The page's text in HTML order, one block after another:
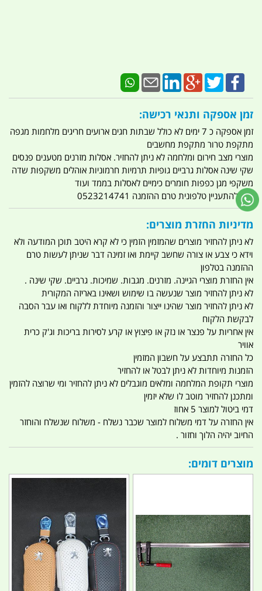
זמן אספקה ותנאי רכישה:
זמן אספקה כ 7 ימים לא כולל שבתות חגים ארועים חריגים מלחמות מגפה
מתקפת טרור מתקפת מחשבים
מוצרי מצב חירום ומלחמה לא ניתן להחזיר. אסלות מזרנים מטענים פנסים
שקי שינה אסלות גרביים גופיות תרמיות חרמוניות אוהלים משקפות שדה
משקפי מגן כפפות חומרים כימיים לאסלות בממד ועוד
ניתן להתעניין טלפונית טרם ההזמנה 0523214741
מדיניות החזרת מוצרים:
לא ניתן להחזיר מוצרים שהמזמין הזמין כי לא קרא היטב תוכן המודעה ולא
וידא כי צבע או צורה שחשב קיימת ואו זמינה דבר שניתן לעשות טרם
ההזמנה בטלפון
אין החזרת מוצרי הגיינה. מזרנים. מגבות. שמיכות. גרביים. שקי שינה .
לא ניתן להחזיר מוצר שנעשה בו שימוש ושאינו באריזה המקורית
לא ניתן להחזיר מוצר שהינו ייצור והזמנה מיוחדת ללקוח ואו עבר הסבה
לבקשת הלקוח
אין אחריות על פנצר או נזק או פיצוץ או קרע לסירות בריכות וג'ק כרית
אוויר
כל החזרה תתבצע על חשבון המזמין
הזמנות מיוחדות לא ניתן לבטל או להחזיר
מוצרי תקופת המלחמה ומלאים מוגבלים לא ניתן להחזיר ומי שרוצה להזמין
ומתכנן להחזיר מוטב לו שלא יזמין
דמי ביטול למוצר 5 אחוז
אין החזרה על דמי משלוח למוצר שכבר נשלח - משלוח שנשלח והוחזר
החיוב יהיה הלוך וחזור .
מוצרים דומים: